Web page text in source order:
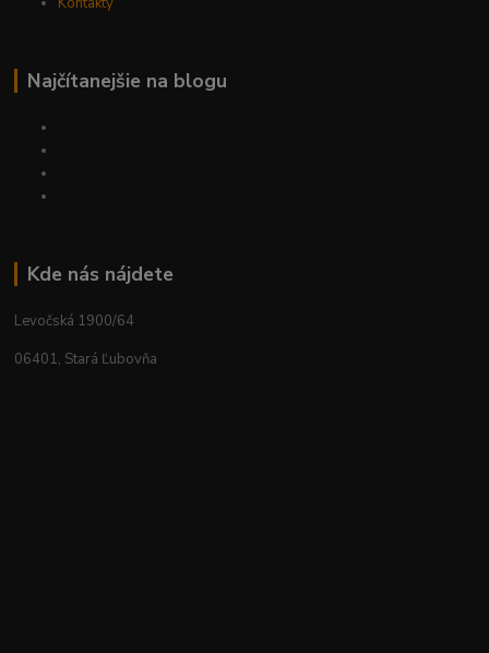
Najčítanejšie na blogu
Kde nás nájdete
Levočská 1900/64
06401, Stará Ľubovňa